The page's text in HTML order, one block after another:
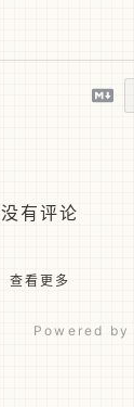
没有评论
查看更多
Powered by